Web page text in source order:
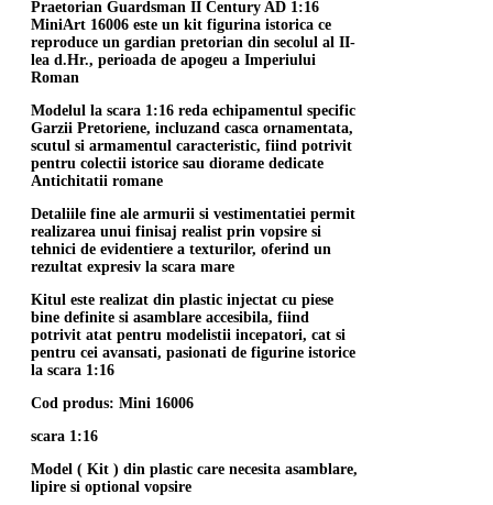
Praetorian Guardsman II Century AD 1:16
MiniArt 16006 este un kit figurina istorica ce
reproduce un gardian pretorian din secolul al II-
lea d.Hr., perioada de apogeu a Imperiului
Roman
Modelul la scara 1:16 reda echipamentul specific
Garzii Pretoriene, incluzand casca ornamentata,
scutul si armamentul caracteristic, fiind potrivit
pentru colectii istorice sau diorame dedicate
Antichitatii romane
Detaliile fine ale armurii si vestimentatiei permit
realizarea unui finisaj realist prin vopsire si
tehnici de evidentiere a texturilor, oferind un
rezultat expresiv la scara mare
Kitul este realizat din plastic injectat cu piese
bine definite si asamblare accesibila, fiind
potrivit atat pentru modelistii incepatori, cat si
pentru cei avansati, pasionati de figurine istorice
la scara 1:16
Cod produs: Mini 16006
scara 1:16
Model ( Kit ) din plastic care necesita asamblare,
lipire si optional vopsire